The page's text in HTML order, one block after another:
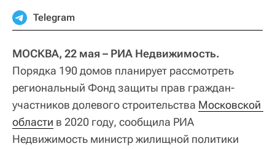
Telegram
МОСКВА, 22 мая – РИА Недвижимость.
Порядка 190 домов планирует рассмотреть
региональный Фонд защиты прав граждан-
участников долевого строительства Московской
области в 2020 году, сообщила РИА
Недвижимость министр жилищной политики